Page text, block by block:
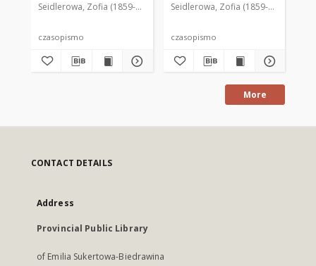
kobiecym, 1912 R. 48, nr
Seidlerowa, Zofia (1859-1919). Red. i Wyd.
czasopismo
kobiecym, 1912 R. 48, nr
Seidlerowa, Zofia (1859-1919). Red.
czasopismo
More
CONTACT DETAILS
Address
Provincial Public Library
of Emilia Sukertowa-Biedrawina